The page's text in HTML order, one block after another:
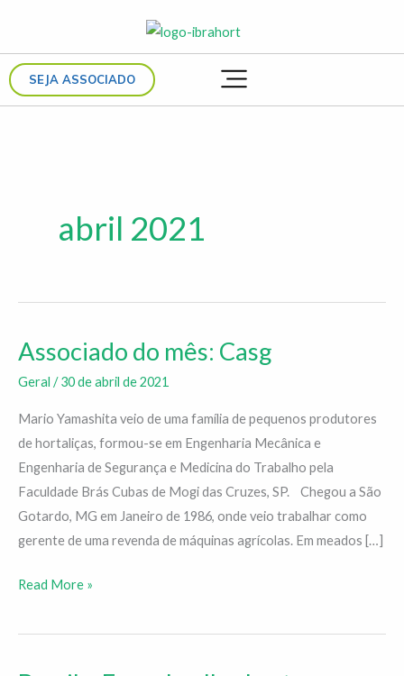
conteúdoSEJA ASSOCIADO
abril 2021
Associado do mês: Casg
Geral /30 de abril de 2021
Mario Yamashita veio de uma família de pequenos produtores
de hortaliças, formou-se em Engenharia Mecânica e
Engenharia de Segurança e Medicina do Trabalho pela
Faculdade Brás Cubas de Mogi das Cruzes, SP. Chegou a São
Gotardo, MG em Janeiro de 1986, onde veio trabalhar como
gerente de uma revenda de máquinas agrícolas. Em meados […]
Associado
Casg
Read More »